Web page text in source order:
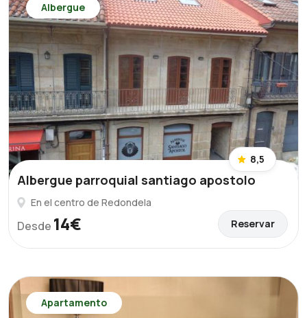
Albergue
8,5
Albergue parroquial santiago apostolo
En el centro de Redondela
Desde 14€ Reservar
Apartamento